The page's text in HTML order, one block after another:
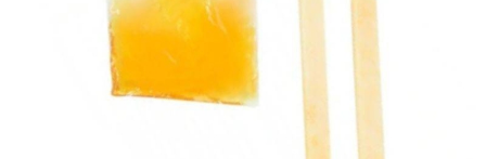
Elektrikli Süpürge
Fan
Fırın, Ocak ve Aspiratör
Kireç Önleme Ve Temizlik